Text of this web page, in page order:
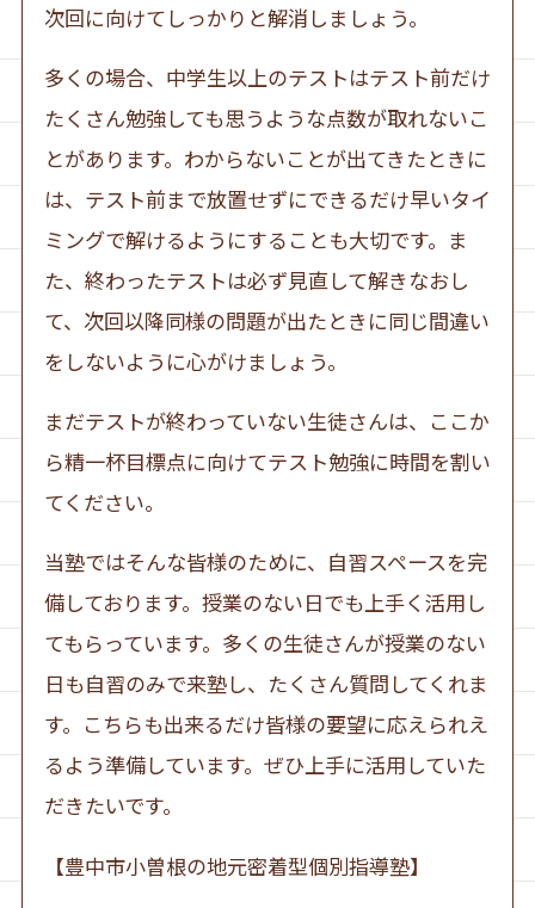
次回に向けてしっかりと解消しましょう。
多くの場合、中学生以上のテストはテスト前だけ
たくさん勉強しても思うような点数が取れないこ
とがあります。わからないことが出てきたときに
は、テスト前まで放置せずにできるだけ早いタイ
ミングで解けるようにすることも大切です。ま
た、終わったテストは必ず見直して解きなおし
て、次回以降同様の問題が出たときに同じ間違い
をしないように心がけましょう。
まだテストが終わっていない生徒さんは、ここか
ら精一杯目標点に向けてテスト勉強に時間を割い
てください。
当塾ではそんな皆様のために、自習スペースを完
備しております。授業のない日でも上手く活用し
てもらっています。多くの生徒さんが授業のない
日も自習のみで来塾し、たくさん質問してくれま
す。こちらも出来るだけ皆様の要望に応えられえ
るよう準備しています。ぜひ上手に活用していた
だきたいです。
【豊中市小曽根の地元密着型個別指導塾】